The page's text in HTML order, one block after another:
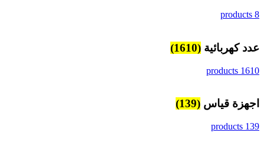
8 products
عدد كهربائية (1610)
1610 products
اجهزة قياس (139)
139 products